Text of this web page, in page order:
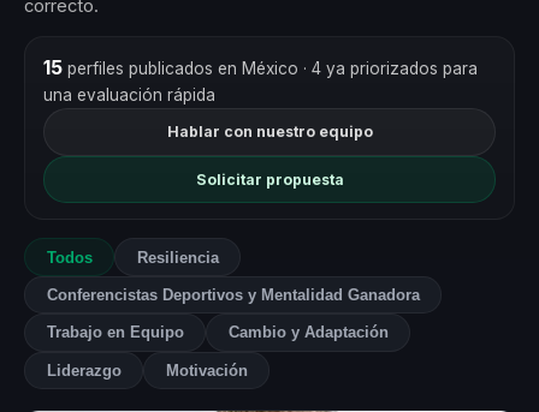
correcto.
15perfiles publicados en México · 4 ya priorizados para
una evaluación rápida
Hablar con nuestro equipo
Solicitar propuesta
Todos Resiliencia
Conferencistas Deportivos y Mentalidad Ganadora
Trabajo en Equipo Cambio y Adaptación
Liderazgo Motivación